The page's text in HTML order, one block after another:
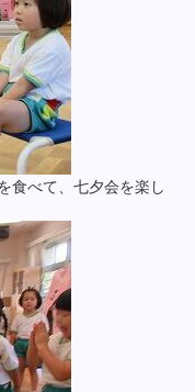
食べて、七夕会を楽し